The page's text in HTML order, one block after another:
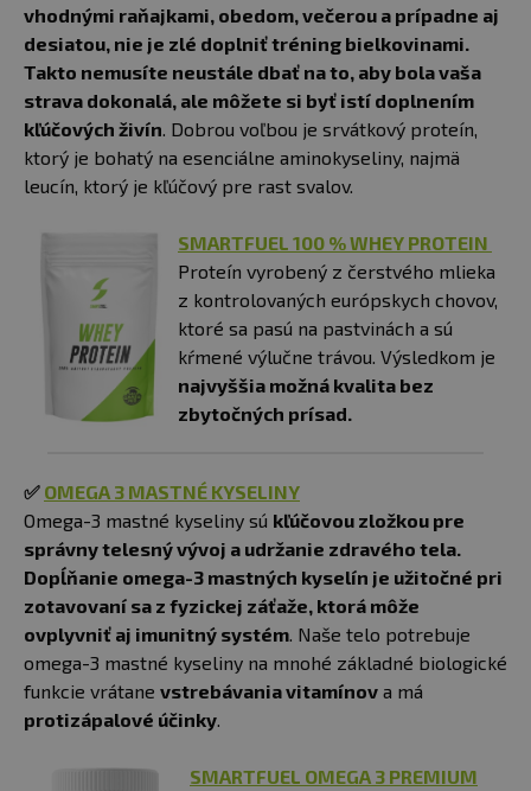
vhodnými raňajkami, obedom, večerou a prípadne aj
desiatou, nie je zlé doplniť tréning bielkovinami.
Takto nemusíte neustále dbať na to, aby bola vaša
strava dokonalá, ale môžete si byť istí doplnením
kľúčových živín . Dobrou voľbou je srvátkový proteín,
ktorý je bohatý na esenciálne aminokyseliny, najmä
leucín, ktorý je kľúčový pre rast svalov.
SMARTFUEL 100 % WHEY PROTEIN
Proteín vyrobený z čerstvého mlieka
z kontrolovaných európskych chovov,
ktoré sa pasú na pastvinách a sú
kŕmené výlučne trávou. Výsledkom je
najvyššia možná kvalita bez
zbytočných prísad.
✅ OMEGA 3 MASTNÉ KYSELINY
Omega-3 mastné kyseliny sú kľúčovou zložkou pre
správny telesný vývoj a udržanie zdravého tela.
Dopĺňanie omega-3 mastných kyselín je užitočné pri
zotavovaní sa z fyzickej záťaže, ktorá môže
ovplyvniť aj imunitný systém . Naše telo potrebuje
omega-3 mastné kyseliny na mnohé základné biologické
funkcie vrátane vstrebávania vitamínov a má
protizápalové účinky
SMARTFUEL OMEGA 3 PREMIUM